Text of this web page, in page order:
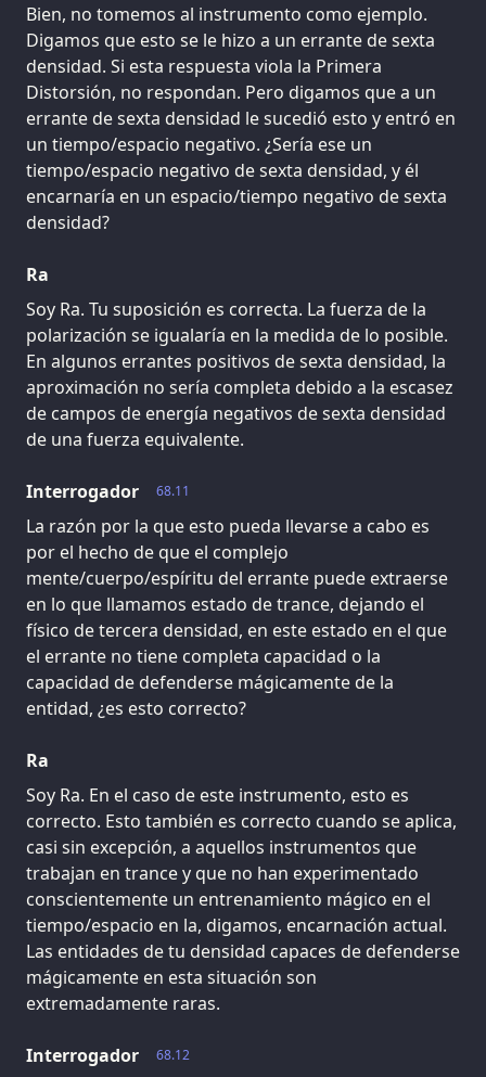
Bien, no tomemos al instrumento como ejemplo.
Digamos que esto se le hizo a un errante de sexta
densidad. Si esta respuesta viola la Primera
Distorsión, no respondan. Pero digamos que a un
errante de sexta densidad le sucedió esto y entró en
un tiempo/espacio negativo. ¿Sería ese un
tiempo/espacio negativo de sexta densidad, y él
encarnaría en un espacio/tiempo negativo de sexta
densidad?
Ra
Soy Ra. Tu suposición es correcta. La fuerza de la
polarización se igualaría en la medida de lo posible.
En algunos errantes positivos de sexta densidad, la
aproximación no sería completa debido a la escasez
de campos de energía negativos de sexta densidad
de una fuerza equivalente.
68.11
Interrogador
La razón por la que esto pueda llevarse a cabo es
por el hecho de que el complejo
mente/cuerpo/espíritu del errante puede extraerse
en lo que llamamos estado de trance, dejando el
físico de tercera densidad, en este estado en el que
el errante no tiene completa capacidad o la
capacidad de defenderse mágicamente de la
entidad, ¿es esto correcto?
Ra
Soy Ra. En el caso de este instrumento, esto es
correcto. Esto también es correcto cuando se aplica,
casi sin excepción, a aquellos instrumentos que
trabajan en trance y que no han experimentado
conscientemente un entrenamiento mágico en el
tiempo/espacio en la, digamos, encarnación actual.
Las entidades de tu densidad capaces de defenderse
mágicamente en esta situación son
extremadamente raras.
68.12
Interrogador